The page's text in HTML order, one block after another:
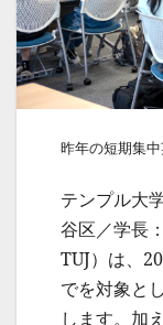
昨年の短期集中
テンプル大
谷区／学長
TUJ）は、
でを対象と
します。加